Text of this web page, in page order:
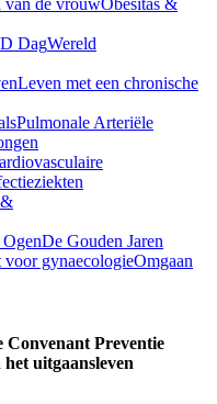
van de vrouwObesitas &
DagWereld
Leven met een chronische
Pulmonale Arteriële
De Gouden Jaren
voor gynaecologieOmgaan
Convenant Preventie
uitgaansleven